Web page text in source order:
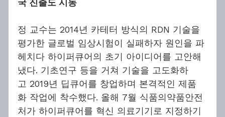
국 진출도 시동
정 교수는 2014년 카테터 방식의 RDN 기술을
평가한 글로벌 임상시험이 실패하자 원인을 파
헤치다 하이퍼큐어의 초기 아이디어를 고안해
냈다. 기초연구 등을 거쳐 기술을 고도화하
고 2019년 딥큐어를 창업하며 본격적인 제품
화 작업에 착수했다. 올해 7월 식품의약품안전
처가 하이퍼큐어를 혁신 의료기기로 지정하기